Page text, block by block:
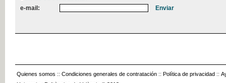
e-mail:
Quienes somos :: Condiciones generales de contratación :: Política de privacidad ::